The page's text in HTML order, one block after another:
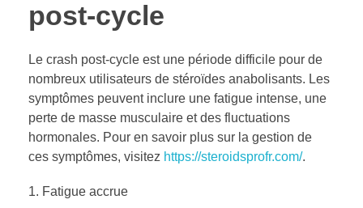
post-cycle
Le crash post-cycle est une période difficile pour de
nombreux utilisateurs de stéroïdes anabolisants. Les
symptômes peuvent inclure une fatigue intense, une
perte de masse musculaire et des fluctuations
hormonales. Pour en savoir plus sur la gestion de
ces symptômes, visitez https://steroidsprofr.com/.
Fatigue accrue